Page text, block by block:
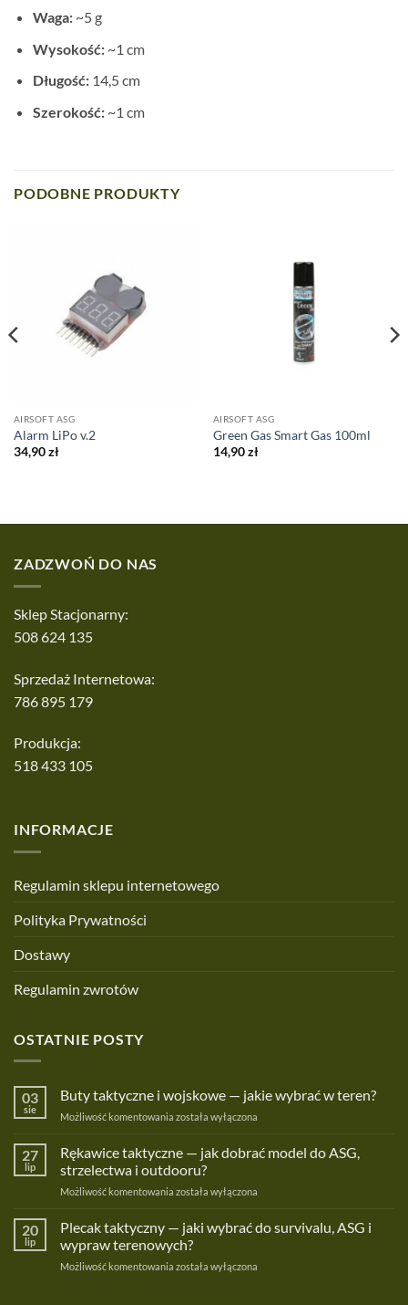
Waga:~5 g
Wysokość:~1 cm
Długość:14,5 cm
Szerokość:~1 cm
PODOBNE PRODUKTY
AIRSOFT ASG
Alarm LiPo v.2
34,90zł
AIRSOFT ASG
Green Gas Smart Gas 100ml
14,90zł
ZADZWOŃ DO NAS
Sklep Stacjonarny:
508 624 135
Sprzedaż Internetowa:
786 895 179
Produkcja:
518 433 105
INFORMACJE
Regulamin sklepu internetowego
Polityka Prywatności
Dostawy
Regulamin zwrotów
OSTATNIE POSTY
03
sie
Buty taktyczne i wojskowe — jakie wybrać w teren?
Możliwość komentowania Buty
wojskowe
—
jakie
teren?
została wyłączona
27
lip
Rękawice taktyczne — jak dobrać model do ASG,
strzelectwa i outdooru?
Możliwość komentowania Rękawice
jak
dobrać
model
została wyłączona
20
lip
Plecak taktyczny — jaki wybrać do survivalu, ASG i
wypraw terenowych?
Możliwość komentowania Plecak
została wyłączona